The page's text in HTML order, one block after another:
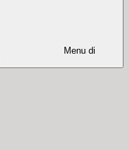
Menu di